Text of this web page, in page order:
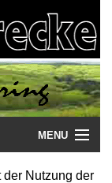
MENU
Nutzung der